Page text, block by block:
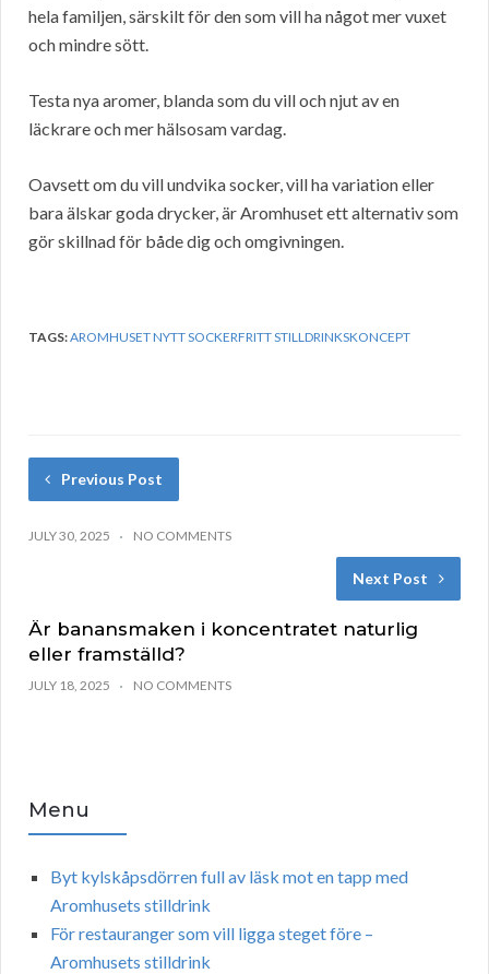
hela familjen, särskilt för den som vill ha något mer vuxet
och mindre sött.
Testa nya aromer, blanda som du vill och njut av en
läckrare och mer hälsosam vardag.
Oavsett om du vill undvika socker, vill ha variation eller
bara älskar goda drycker, är Aromhuset ett alternativ som
gör skillnad för både dig och omgivningen.
TAGS:AROMHUSET NYTT SOCKERFRITT STILLDRINKSKONCEPT
Previous Post
JULY 30, 2025 NO COMMENTS
Next Post
Är banansmaken i koncentratet naturlig
eller framställd?
JULY 18, 2025 NO COMMENTS
Menu
Byt kylskåpsdörren full av läsk mot en tapp med
Aromhusets stilldrink
För restauranger som vill ligga steget före –
Aromhusets stilldrink